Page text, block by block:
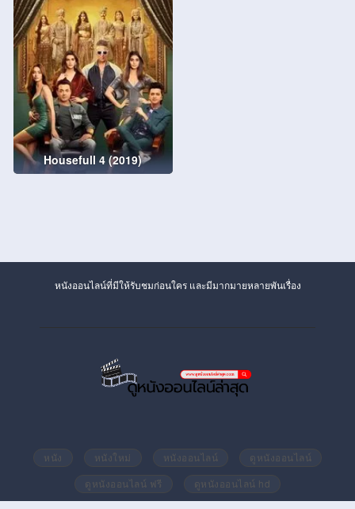
Housefull 4 (2019)
หนังออนไลน์ที่มีให้รับชมก่อนใคร และมีมากมายหลายพันเรื่อง
หนัง หนังใหม่ หนังออนไลน์
ดูหนังออนไลน์
ดูหนังออนไลน์ ฟรี
ดูหนังออนไลน์ hd